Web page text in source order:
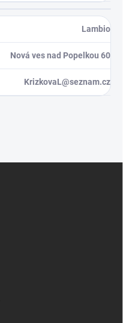
Lambio
Nová ves nad Popelkou 60
KrizkovaL@seznam.cz